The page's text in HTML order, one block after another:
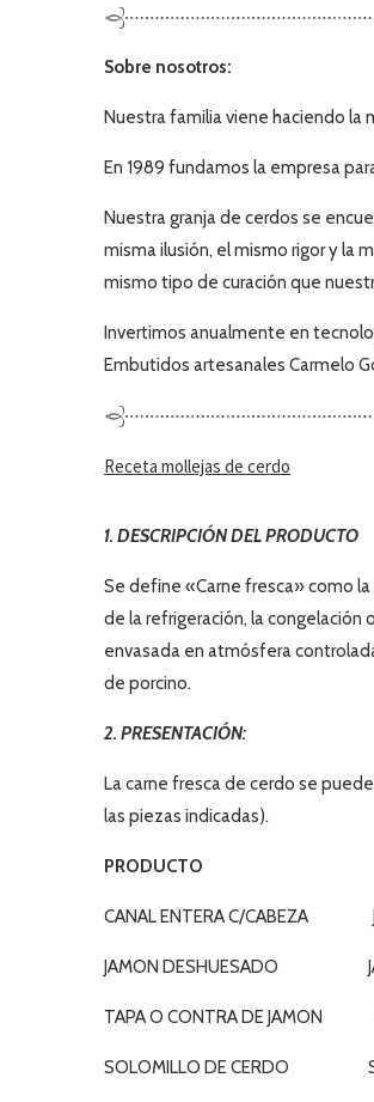
Sobre nosotros:
Nuestra familia viene haciendo la
En 1989 fundamos la empresa
Nuestra granja de cerdos se
misma ilusión, el mismo rigor y la
mismo tipo de curación que
Invertimos anualmente en
Embutidos artesanales Carmelo
Receta mollejas de cerdo
1. DESCRIPCIÓN DEL PRODUCTO
Se define «Carne fresca» como
de la refrigeración, la congelación
envasada en atmósfera
de porcino.
2. PRESENTACIÓN:
La carne fresca de cerdo se
las piezas indicadas).
PRODUCTO
CANAL ENTERA C/CABEZA
JAMON DESHUESADO
TAPA O CONTRA DE JAMON
SOLOMILLO DE CERDO